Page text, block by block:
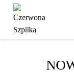
Przejdź
treści